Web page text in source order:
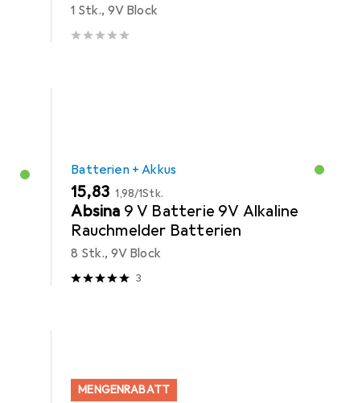
1 Stk., 9V Block
Batterien + Akkus
EUR
15,83 EUR
1,98/1Stk.
Absina 9 V Batterie 9V Alkaline
Rauchmelder Batterien
8 Stk., 9V Block
3
MENGENRABATT